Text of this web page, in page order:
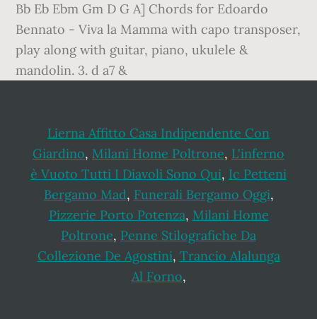
Bb Eb Ebm Gm D G A] Chords for Edoardo
Bennato - Viva la Mamma with capo transposer,
play along with guitar, piano, ukulele &
mandolin. 3. d a7 &
Lierna Affitto Casa Indipendente Con
Giardino, Milani Home Poltrone, L'inferno
è Vuoto Tutti I Diavoli Sono Qui, Ic Petteni
Bergamo Mad, Funerali Bergamo Oggi,
Pizzerie Porto Potenza, Milani Home
Poltrone, Penne Stilografiche Da
Collezione De Agostini, Trancio Alalunga
Al Forno,